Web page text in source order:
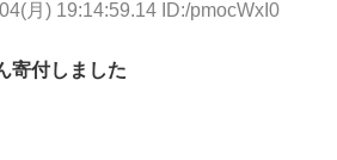
月) 19:14:59.14 ID:/pmocWxI0
寄付しました